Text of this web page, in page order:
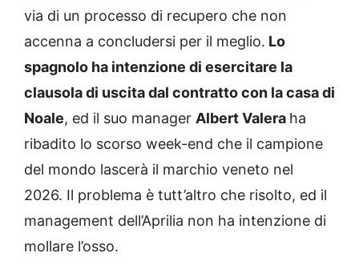
via di un processo di recupero che non
accenna a concludersi per il meglio. Lo
spagnolo ha intenzione di esercitare la
clausola di uscita dal contratto con la casa di
Noale, ed il suo manager Albert Valera ha
ribadito lo scorso week-end che il campione
del mondo lascerà il marchio veneto nel
2026. Il problema è tutt’altro che risolto, ed il
management dell’Aprilia non ha intenzione di
mollare l’osso.